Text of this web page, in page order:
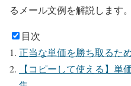
るメール文例を解説します。
目次
正当な単価を勝ち取るた
【コピーして使える】単